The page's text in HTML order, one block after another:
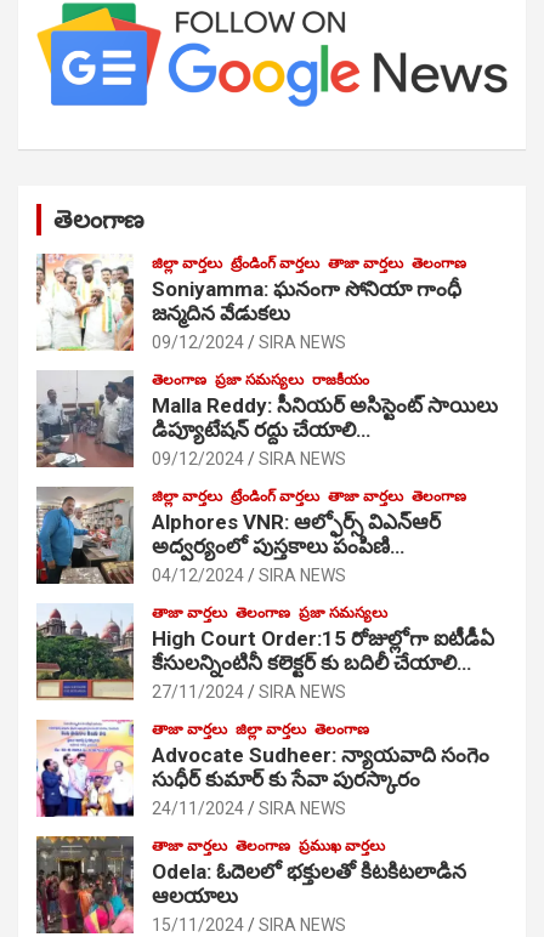
తెలంగాణ
జిల్లా వార్తలు ట్రేండింగ్ వార్తలు తాజా వార్తలు తెలంగాణ
Soniyamma: ఘ‌నంగా సోనియా గాంధీ
జ‌న్మ‌దిన వేడుక‌లు
09/12/2024 SIRA NEWS
తెలంగాణ ప్రజా సమస్యలు రాజకీయం
Malla Reddy: సీనియర్ అసిస్టెంట్ సాయిలు
డిప్యూటేషన్ రద్దు చేయాలి…
09/12/2024 SIRA NEWS
జిల్లా వార్తలు ట్రేండింగ్ వార్తలు తాజా వార్తలు తెలంగాణ
Alphores VNR: ఆల్ఫోర్స్ విఎన్ఆర్
అద్వర్యంలో పుస్తకాలు పంపిణి…
04/12/2024 SIRA NEWS
తాజా వార్తలు తెలంగాణ ప్రజా సమస్యలు
High Court Order:15 రోజుల్లోగా ఐటీడీఏ
కేసులన్నింటినీ కలెక్టర్ కు బదిలీ చేయాలి…
27/11/2024 SIRA NEWS
తాజా వార్తలు జిల్లా వార్తలు తెలంగాణ
Advocate Sudheer: న్యాయవాది సంగెం
సుధీర్ కుమార్ కు సేవా పురస్కారం
24/11/2024 SIRA NEWS
తాజా వార్తలు తెలంగాణ ప్రముఖ వార్తలు
Odela: ఓదెల‌లో భక్తులతో కిటకిటలాడిన
ఆల‌యాలు
15/11/2024 SIRA NEWS